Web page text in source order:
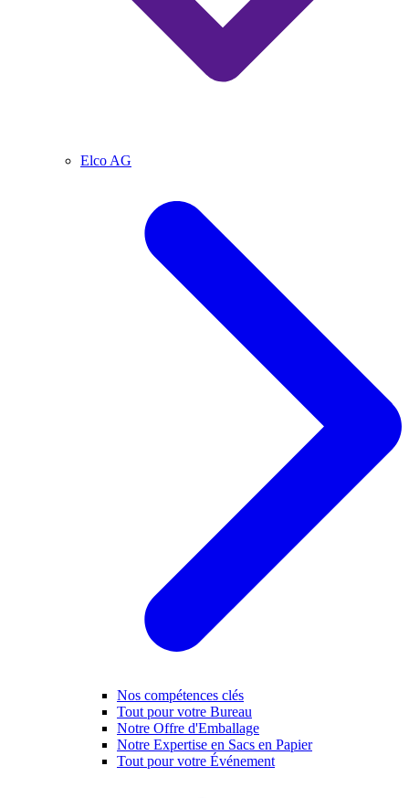
Elco AG
Nos compétences clés
Tout pour votre Bureau
Notre Offre d'Emballage
Notre Expertise en Sacs en Papier
Tout pour votre Événement